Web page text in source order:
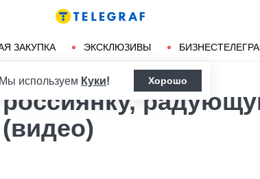
ЗАКУПКА ЭКСКЛЮЗИВЫ
Мы используем Куки! Хорошо